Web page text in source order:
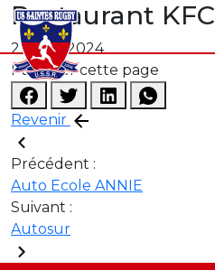
Restaurant KFC
21 août 2024
Revenir
Partager cette page
Précédent :
Auto Ecole ANNIE
Suivant :
Autosur